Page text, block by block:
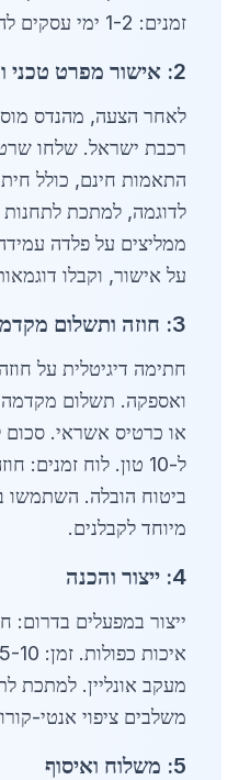
זמנים: 1-2 ימי עסקים להצעה סופית.
2: אישור מפרט טכני ובדיקת התאמה
לאחר הצעה, מהנדס
רכבת ישראל. שלחו
לדוגמה, למתכת לתחנות
על אישור, וקבלו
3: חוזה ותשלום מקדמה
חתימה דיגיטלית על
ביטוח הובלה. השתמשו
מיוחד לקבלנים.
4: ייצור והכנה
ייצור במפעלים בדרום:
מעקב אונליין. למתכת
משלבים ציפוי אנטי-
5: משלוח ואיסוף